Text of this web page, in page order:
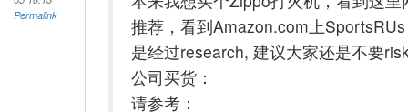
Permalink
推荐，看到Amazon.com上
是经过research, 建议大家还是不要
公司买货：
请参考：